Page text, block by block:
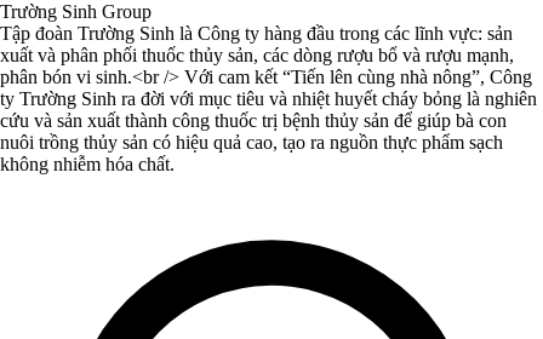
Trường Sinh Group
Tập đoàn Trường Sinh là Công ty hàng đầu trong các lĩnh vực: sản
xuất và phân phối thuốc thủy sản, các dòng rượu bổ và rượu mạnh,
phân bón vi sinh.<br /> Với cam kết “Tiến lên cùng nhà nông”, Công
ty Trường Sinh ra đời với mục tiêu và nhiệt huyết cháy bỏng là nghiên
cứu và sản xuất thành công thuốc trị bệnh thủy sản để giúp bà con
nuôi trồng thủy sản có hiệu quả cao, tạo ra nguồn thực phẩm sạch
không nhiễm hóa chất.